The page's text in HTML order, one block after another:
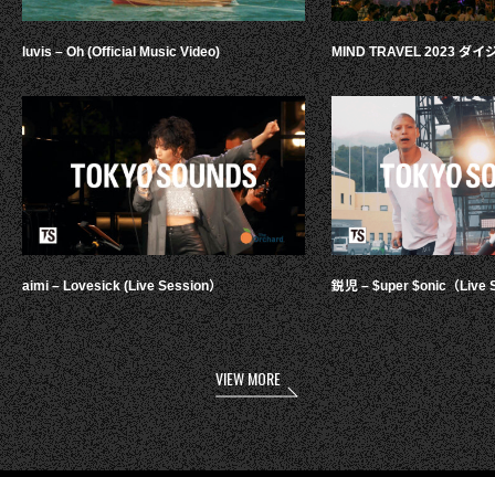
luvis – Oh (Official Music Video)
aimi – Lovesick (Live Session）
MIND TRAVEL 2023 ダイ
鋭児 – $uper $onic（Live
VIEW MORE